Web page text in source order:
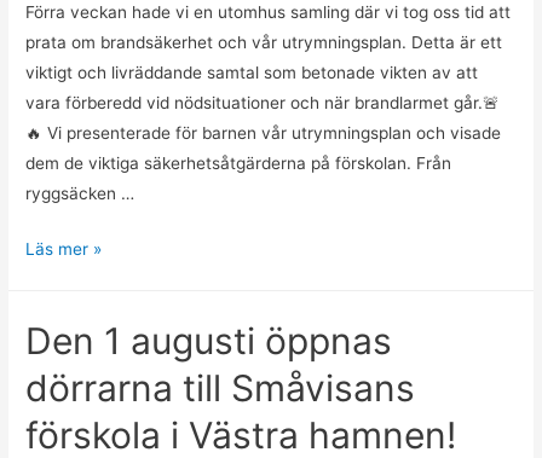
Förra veckan hade vi en utomhus samling där vi tog oss tid att
prata om brandsäkerhet och vår utrymningsplan. Detta är ett
viktigt och livräddande samtal som betonade vikten av att
vara förberedd vid nödsituationer och när brandlarmet går.🚨
🔥 Vi presenterade för barnen vår utrymningsplan och visade
dem de viktiga säkerhetsåtgärderna på förskolan. Från
ryggsäcken …
Brandsäkerhet
🧑‍🚒
Läs mer »
Den 1 augusti öppnas
dörrarna till Småvisans
förskola i Västra hamnen!